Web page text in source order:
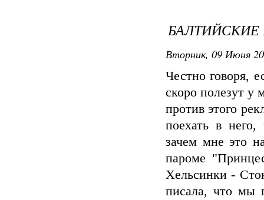
Вторник, 09 Июня
Честно говоря,
скоро полезут у
против этого
поехать в
зачем мне это
пароме
Хельсинки -
писала, что мы